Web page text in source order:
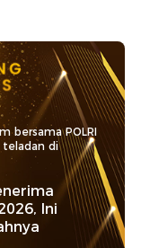
bersama POLRI
teladan di
Ini